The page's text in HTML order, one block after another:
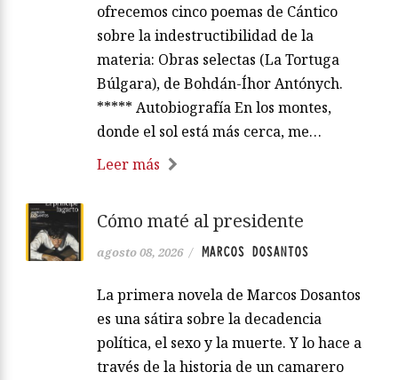
ofrecemos cinco poemas de Cántico
sobre la indestructibilidad de la
materia: Obras selectas (La Tortuga
Búlgara), de Bohdán-Íhor Antónych.
***** Autobiografía En los montes,
donde el sol está más cerca, me…
Leer más
Cómo maté al presidente
agosto 08, 2026 / MARCOS DOSANTOS
La primera novela de Marcos Dosantos
es una sátira sobre la decadencia
política, el sexo y la muerte. Y lo hace a
través de la historia de un camarero